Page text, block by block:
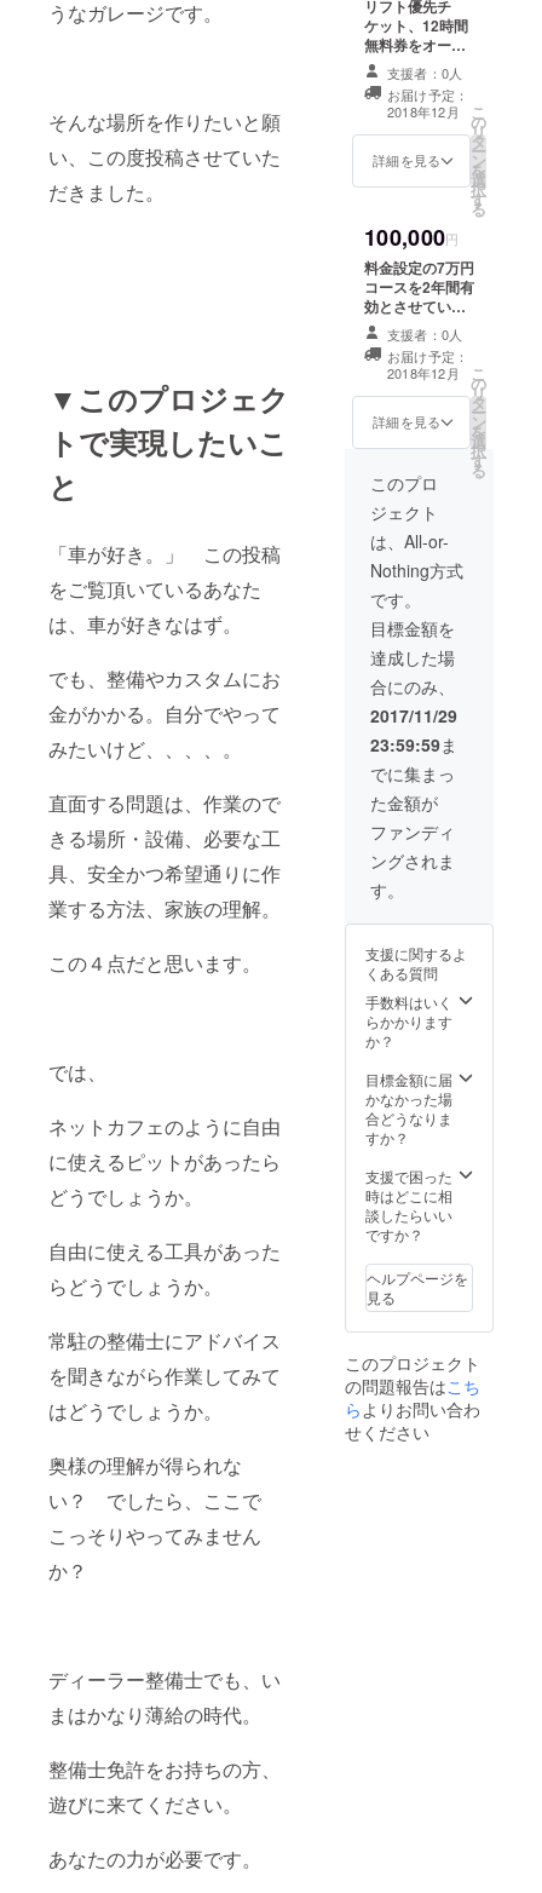
うなガレージです。
そんな場所を作りたいと願
い、この度投稿させていた
だきました。
▼このプロジェク
トで実現したいこ
と
「車が好き。」 この投稿
をご覧頂いているあなた
は、車が好きなはず。
でも、整備やカスタムにお
金がかかる。自分でやって
みたいけど、、、、。
直面する問題は、作業ので
きる場所・設備、必要な工
具、安全かつ希望通りに作
業する方法、家族の理解。
この４点だと思います。
では、
ネットカフェのように自由
に使えるピットがあったら
どうでしょうか。
自由に使える工具があった
らどうでしょうか。
常駐の整備士にアドバイス
を聞きながら作業してみて
はどうでしょうか。
奥様の理解が得られな
い？ でしたら、ここで
こっそりやってみません
か？
ディーラー整備士でも、い
まはかなり薄給の時代。
整備士免許をお持ちの方、
遊びに来てください。
あなたの力が必要です。
リフト優先チ
ケット、12時間
無料券をオープ
ン後にお渡しい
たします。
支援者：0人
お届け予定：
2018年12月
詳細を見る
こ
の
リ
タ
ー
ン
を
選
択
す
る
100,000円
料金設定の7万円
コースを2年間有
効とさせていた
だきたいと思い
ます。 また、
オープン前の会
議などに参加も
できるようにさ
せていただきま
ちらへこられる
際の航空機のチ
ケット、フェ
リーのチケット
等、ご相談の上
送らせていただ
きます。
支援者：0人
お届け予定：
2018年12月
詳細を見る
こ
の
リ
タ
ー
ン
を
選
択
す
る
このプロ
ジェクト
は、All-or-
Nothing方式
です。
目標金額を
達成した場
合にのみ、
2017/11/29
23:59:59ま
でに集まっ
た金額が
ファンディ
ングされま
す。
支援に関するよ
くある質問
手数料はいく
らかかります
か？
目標金額に届
かなかった場
合どうなりま
すか？
支援で困った
時はどこに相
談したらいい
ですか？
ヘルプページを
見る
このプロジェクト
の問題報告はこち
ら よりお問い合わ
せください